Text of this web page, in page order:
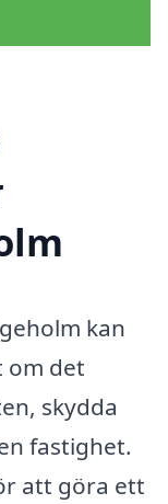
kan
om det
skydda
fastighet.
att göra ett